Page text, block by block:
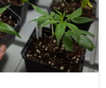
życiu roślin, które potrzebują
rozległy system
potencjału. Roślina z
nie […]